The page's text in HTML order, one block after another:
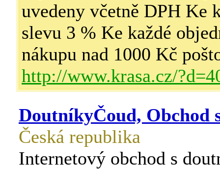
uvedeny včetně DPH Ke
slevu 3 % Ke každé
nákupu nad 1000 Kč
http://www.krasa.cz/
DoutníkyČoud, Obchod
Česká republika
Internetový obchod s